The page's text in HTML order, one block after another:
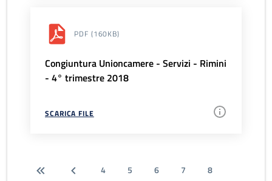
PDF (160KB)
Congiuntura Unioncamere - Servizi - Rimini
- 4° trimestre 2018
SCARICA FILE
4 5 6 7
8